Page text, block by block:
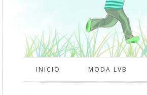
INICIO MODA LVB